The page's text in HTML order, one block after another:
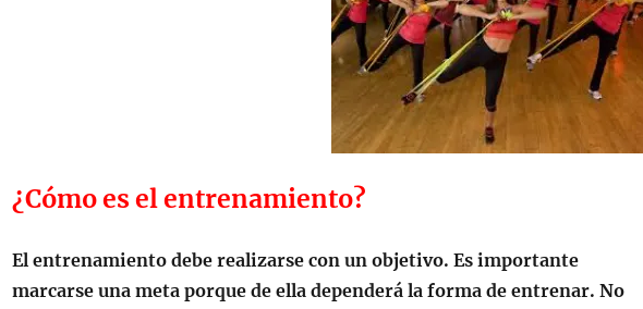
¿Cómo es el entrenamiento?
El entrenamiento debe realizarse con un objetivo. Es importante
marcarse una meta porque de ella dependerá la forma de entrenar. No